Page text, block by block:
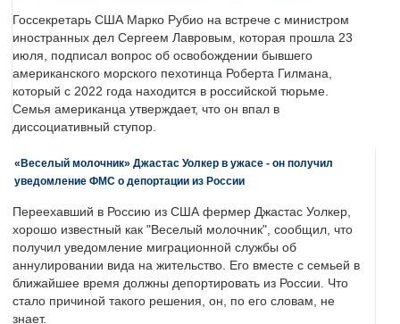
Госсекретарь США Марко Рубио на встрече с министром
иностранных дел Сергеем Лавровым, которая прошла 23
июля, подписал вопрос об освобождении бывшего
американского морского пехотинца Роберта Гилмана,
который с 2022 года находится в российской тюрьме.
Семья американца утверждает, что он впал в
диссоциативный ступор.
«Веселый молочник» Джастас Уолкер в ужасе - он получил
уведомление ФМС о депортации из России
Переехавший в Россию из США фермер Джастас Уолкер,
хорошо известный как "Веселый молочник", сообщил, что
получил уведомление миграционной службы об
аннулировании вида на жительство. Его вместе с семьей в
ближайшее время должны депортировать из России. Что
стало причиной такого решения, он, по его словам, не
знает.